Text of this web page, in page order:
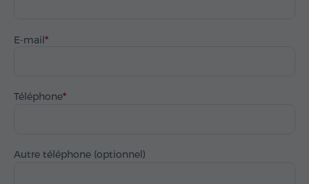
E-mail
Téléphone
Autre téléphone (optionnel)